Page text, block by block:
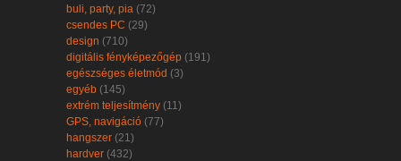
buli, party, pia (72)
csendes PC (29)
design (710)
digitális fényképezőgép (191)
egészséges életmód (3)
egyéb (145)
extrém teljesítmény (11)
GPS, navigáció (77)
hangszer (21)
hardver (432)